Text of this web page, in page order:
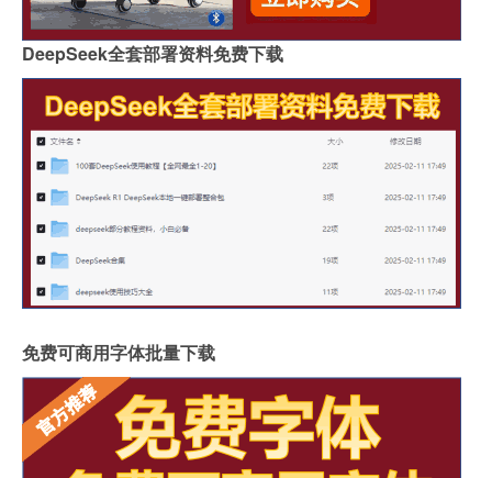
DeepSeek全套部署资料免费下载
免费可商用字体批量下载